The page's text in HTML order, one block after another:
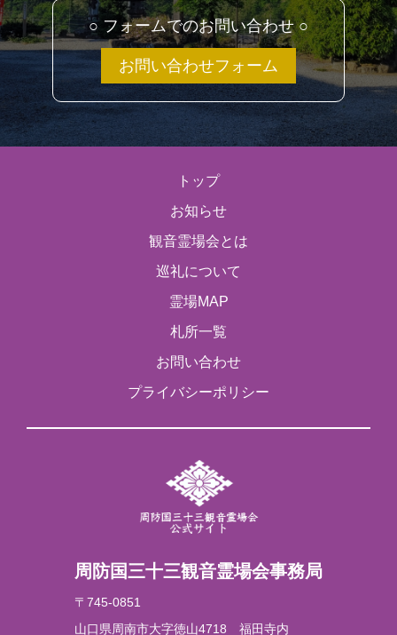
○ フォームでのお問い合わせ ○
お問い合わせフォーム
周防国三十三観音霊場会事務局
〒745-0851
山口県周南市大字徳山4718 福田寺内
トップ
お知らせ
観音霊場会とは
巡礼について
霊場MAP
札所一覧
お問い合わせ
プライバシーポリシー